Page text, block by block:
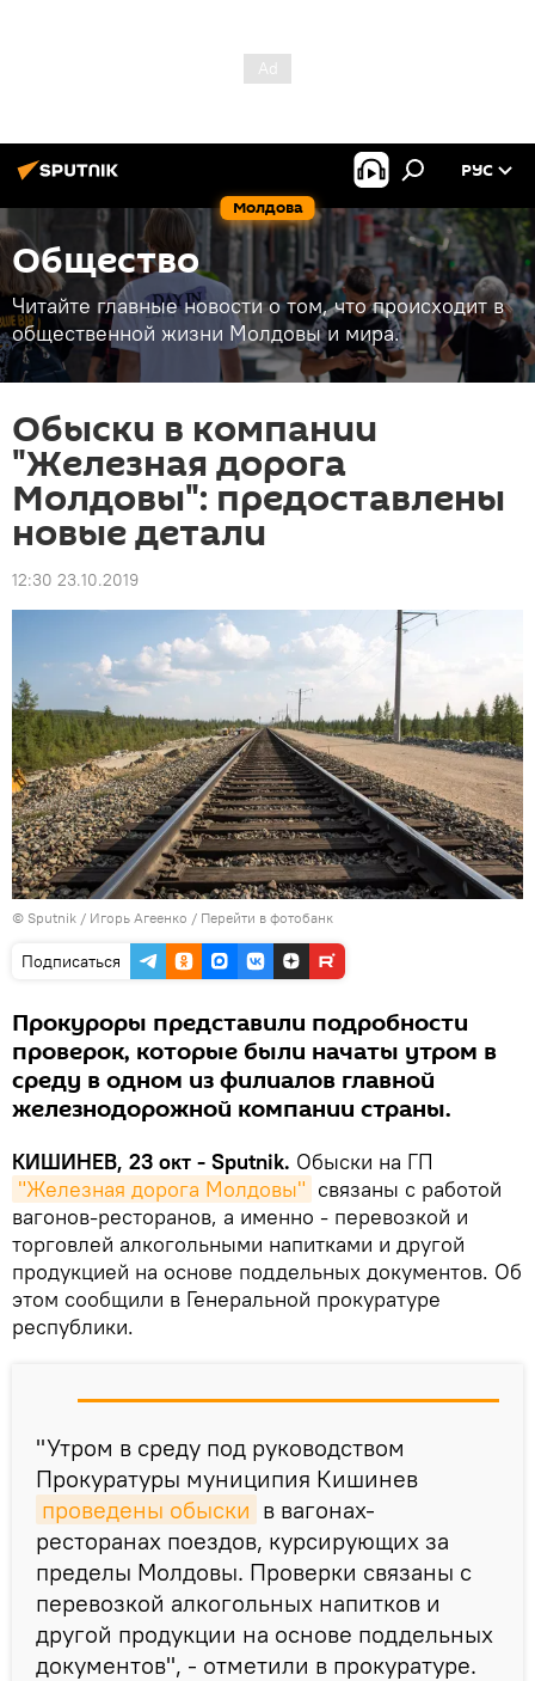
Молдова
РУС
Общество
Читайте главные новости о том, что происходит в
общественной жизни Молдовы и мира.
Обыски в компании
"Железная дорога
Молдовы": предоставлены
новые детали
12:30 23.10.2019
© Sputnik / Игорь Агеенко / Перейти в фотобанк
Подписаться
Прокуроры представили подробности
проверок, которые были начаты утром в
среду в одном из филиалов главной
железнодорожной компании страны.
КИШИНЕВ, 23 окт - Sputnik. Обыски на ГП
"Железная дорога Молдовы" связаны с работой
вагонов-ресторанов, а именно - перевозкой и
торговлей алкогольными напитками и другой
продукцией на основе поддельных документов. Об
этом сообщили в Генеральной прокуратуре
республики.
"Утром в среду под руководством
Прокуратуры муниципия Кишинев
проведены обыски в вагонах-
ресторанах поездов, курсирующих за
пределы Молдовы. Проверки связаны с
перевозкой алкогольных напитков и
другой продукции на основе поддельных
документов", - отметили в прокуратуре.